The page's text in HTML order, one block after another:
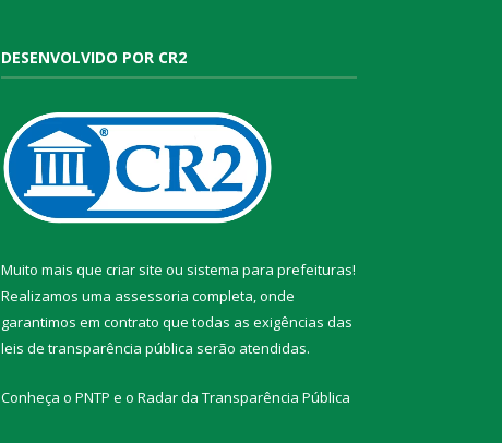
DESENVOLVIDO POR CR2
Muito mais que criar site ou sistema para prefeituras!
Realizamos uma assessoria completa, onde
garantimos em contrato que todas as exigências das
leis de transparência pública serão atendidas.
Conheça o PNTP e o Radar da Transparência Pública